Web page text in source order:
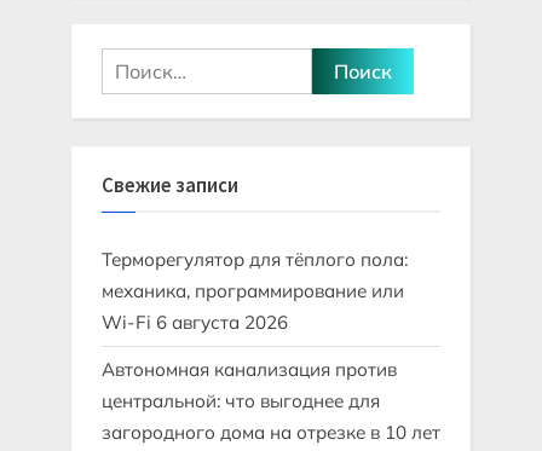
Найти:
Свежие записи
Терморегулятор для тёплого пола:
механика, программирование или
Wi-Fi 6 августа 2026
Автономная канализация против
центральной: что выгоднее для
загородного дома на отрезке в 10 лет